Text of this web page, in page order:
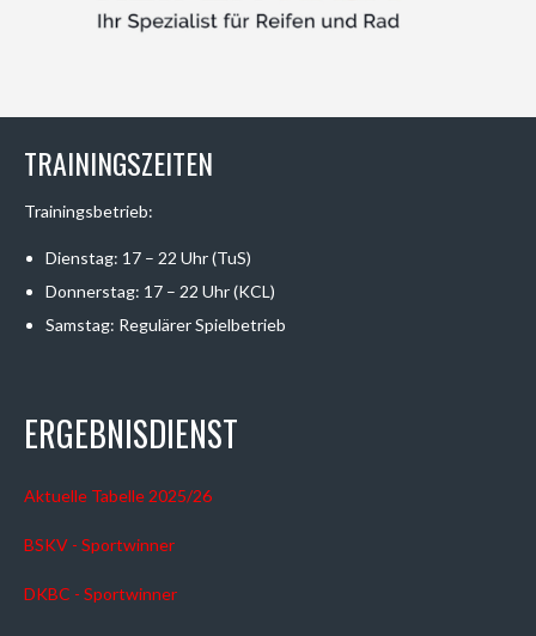
TRAININGSZEITEN
Trainingsbetrieb:
Dienstag: 17 – 22 Uhr (TuS)
Donnerstag: 17 – 22 Uhr (KCL)
Samstag: Regulärer Spielbetrieb
ERGEBNISDIENST
Aktuelle Tabelle 2025/26
BSKV - Sportwinner
DKBC - Sportwinner